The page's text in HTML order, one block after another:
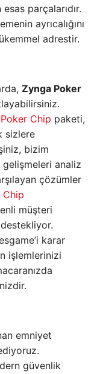
parçalarıdır.
ayrıcalığını
adrestir.
Zynga Poker
Chip paketi,
sizlere
bizim
gelişmeleri analiz
çözümler
Chip
müşteri
destekliyor.
karar
işlemlerinizi
emniyet
güvenlik